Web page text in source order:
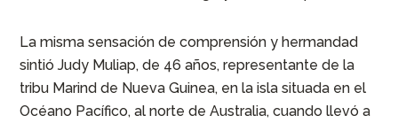
La misma sensación de comprensión y hermandad
sintió Judy Muliap, de 46 años, representante de la
tribu Marind de Nueva Guinea, en la isla situada en el
Océano Pacífico, al norte de Australia, cuando llevó a